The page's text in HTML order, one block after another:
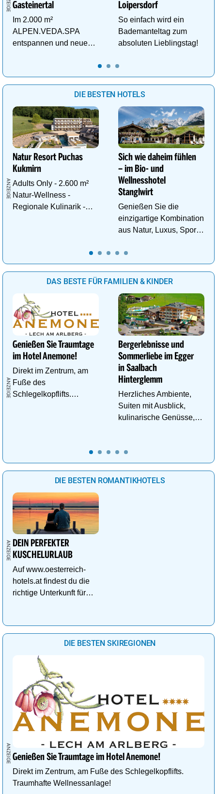
Gasteinertal
Im 2.000 m²
ALPEN.VEDA.SPA
entspannen und neue
Loipersdorf
So einfach wird ein
Bademanteltag zum
absoluten Lieblingstag!
DIE BESTEN HOTELS
Natur Resort Puchas
Kukmirn
Adults Only - 2.600 m²
Natur-Wellness -
Regionale Kulinarik -
Sich wie daheim fühlen
– im Bio- und
Wellnesshotel
Stanglwirt
Genießen Sie die
einzigartige Kombination
aus Natur, Luxus, Sport,
DAS BESTE FÜR FAMILIEN & KINDER
Genießen Sie Traumtage
im Hotel Anemone!
Direkt im Zentrum, am
Fuße des
Schlegelkopflifts.
Bergerlebnisse und
Sommerliebe im Egger
in Saalbach
Hinterglemm
Herzliches Ambiente,
Suiten mit Ausblick,
kulinarische Genüsse,
DIE BESTEN ROMANTIKHOTELS
DEIN PERFEKTER
KUSCHELURLAUB
Auf www.oesterreich-
hotels.at findest du die
richtige Unterkunft für
DIE BESTEN SKIREGIONEN
Genießen Sie Traumtage im Hotel Anemone!
Direkt im Zentrum, am Fuße des Schlegelkopflifts.
Traumhafte Wellnessanlage!